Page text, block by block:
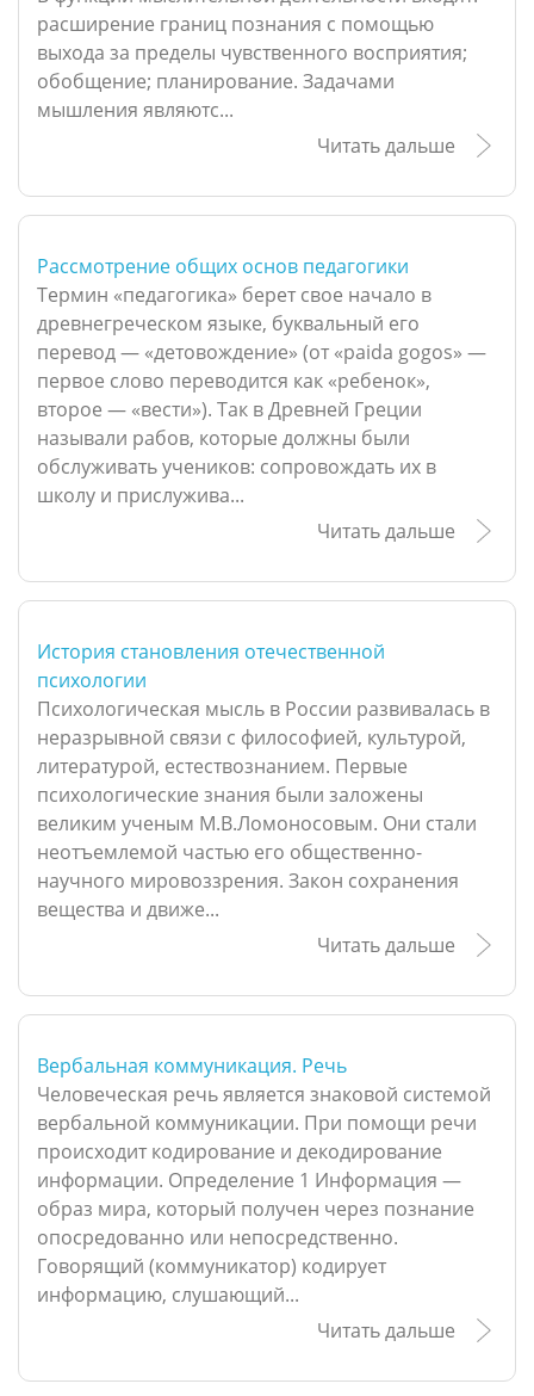
расширение границ познания с помощью
выхода за пределы чувственного восприятия;
обобщение; планирование. Задачами
мышления являютс...
Читать дальше
Рассмотрение общих основ педагогики
Термин «педагогика» берет свое начало в
древнегреческом языке, буквальный его
перевод — «детовождение» (от «paida gogos» —
первое слово переводится как «ребенок»,
второе — «вести»). Так в Древней Греции
называли рабов, которые должны были
обслуживать учеников: сопровождать их в
школу и прислужива...
Читать дальше
История становления отечественной
психологии
Психологическая мысль в России развивалась в
неразрывной связи с философией, культурой,
литературой, естествознанием. Первые
психологические знания были заложены
великим ученым М.В.Ломоносовым. Они стали
неотъемлемой частью его общественно-
научного мировоззрения. Закон сохранения
вещества и движе...
Читать дальше
Вербальная коммуникация. Речь
Человеческая речь является знаковой системой
вербальной коммуникации. При помощи речи
происходит кодирование и декодирование
информации. Определение 1 Информация —
образ мира, который получен через познание
опосредованно или непосредственно.
Говорящий (коммуникатор) кодирует
информацию, слушающий...
Читать дальше